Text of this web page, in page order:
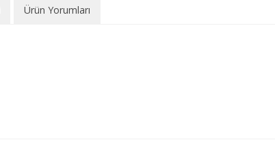
Ürün Yorumları